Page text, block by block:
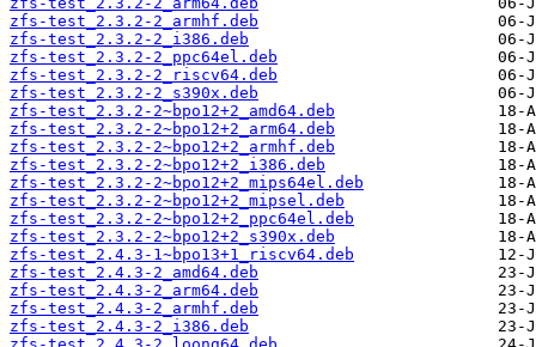
zfs-test_2.3.2-2_armhf.deb
zfs-test_2.3.2-2_i386.deb
zfs-test_2.3.2-2_ppc64el.deb
zfs-test_2.3.2-2_riscv64.deb
zfs-test_2.3.2-2_s390x.deb
zfs-test_2.3.2-2~bpo12+2_amd64.deb
zfs-test_2.3.2-2~bpo12+2_arm64.deb
zfs-test_2.3.2-2~bpo12+2_armhf.deb
zfs-test_2.3.2-2~bpo12+2_i386.deb
zfs-test_2.3.2-2~bpo12+2_mips64el.deb
zfs-test_2.3.2-2~bpo12+2_mipsel.deb
zfs-test_2.3.2-2~bpo12+2_ppc64el.deb
zfs-test_2.3.2-2~bpo12+2_s390x.deb
zfs-test_2.4.3-1~bpo13+1_riscv64.deb
zfs-test_2.4.3-2_amd64.deb
zfs-test_2.4.3-2_arm64.deb
zfs-test_2.4.3-2_armhf.deb
zfs-test_2.4.3-2_i386.deb